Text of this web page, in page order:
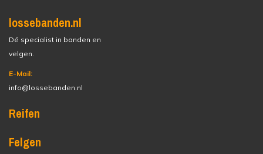
lossebanden.nl
Dé specialist in banden en
velgen.
E-Mail:
info@lossebanden.nl
Reifen
Felgen